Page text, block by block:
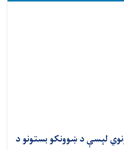
لېسې د ښوونکو بستونو د